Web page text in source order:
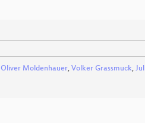
Oliver Moldenhauer, Volker Grassmuck,